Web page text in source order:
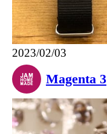
2023/02/03
Magenta 3